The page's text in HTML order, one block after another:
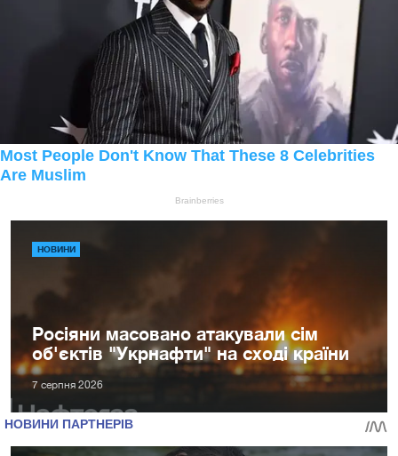
НОВИНИ
Росіяни масовано атакували сім
об'єктів "Укрнафти" на сході країни
7 серпня 2026